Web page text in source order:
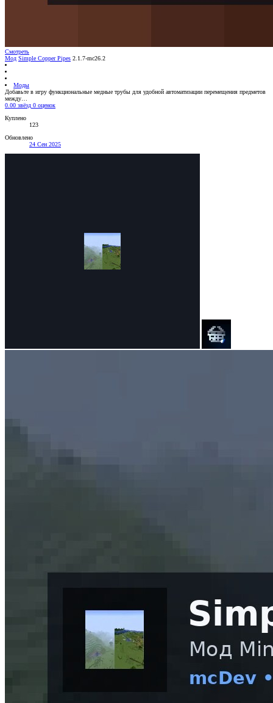
Смотреть
Мод Simple Copper Pipes 2.1.7-mc26.2
Моды
Добавьте в игру функциональные медные трубы для удобной автоматизации перемещения предметов
между…
0.00 звёзд 0 оценок
Куплено
123
Обновлено
24 Сен 2025